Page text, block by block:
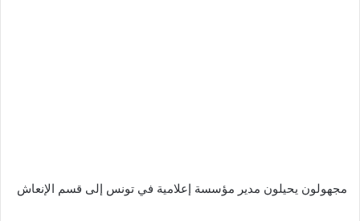
مجهولون يحيلون مدير مؤسسة إعلامية في تونس إلى قسم الإنعاش